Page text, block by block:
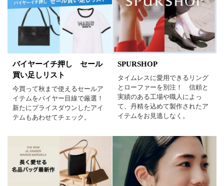
バイヤーイチ押し セール
買い足しリスト
今買って秋まで使えるセールア
イテムをバイヤー目線で厳選！
新たにプライスダウンしたアイ
テムもあわせてチェック。
SPURSHOP
タイムレスに愛用できるリング
とローファーを別注！ 信頼と
実績のある工場や職人によっ
て、丹精を込めて製作されたア
イテムをお見逃しなく。